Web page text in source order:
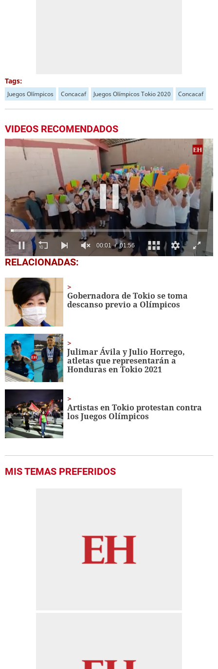
Tags:
Juegos Olímpicos Concacaf Juegos Olímpicos Tokio 2020 Concacaf
VIDEOS RECOMENDADOS
0
seconds
minute,
56
seconds
RELACIONADAS:
Gobernadora de Tokio se toma
descanso previo a Olímpicos
Julimar Ávila y Julio Horrego,
atletas que representarán a
Honduras en Tokio 2021
Artistas en Tokio protestan contra
los Juegos Olímpicos
MIS TEMAS PREFERIDOS